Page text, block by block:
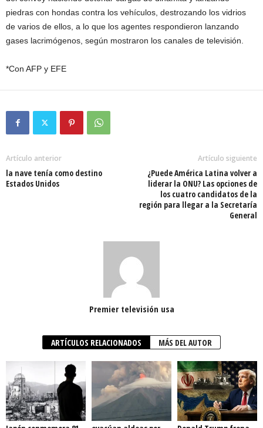
piedras con hondas contra los vehículos, destrozando los vidrios
de varios de ellos, a lo que los agentes respondieron lanzando
gases lacrimógenos, según mostraron los canales de televisión.
*Con AFP y EFE
Artículo anterior
la nave tenía como destino
Estados Unidos
Artículo siguiente
¿Puede América Latina volver a
liderar la ONU? Las opciones de
los cuatro candidatos de la
región para llegar a la Secretaría
General
Premier televisión usa
ARTÍCULOS RELACIONADOS MÁS DEL AUTOR